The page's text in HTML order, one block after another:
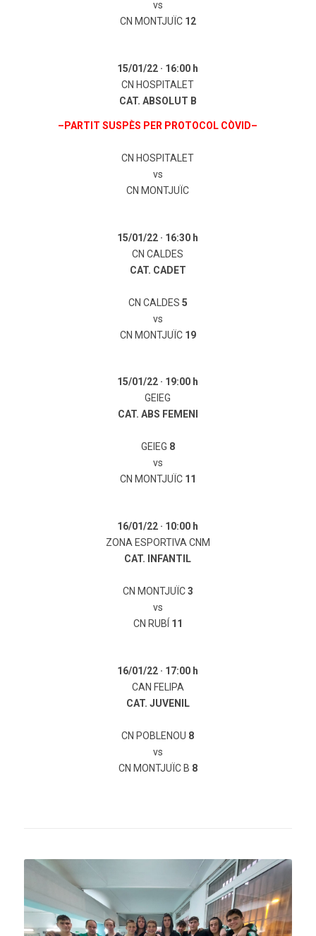
vs
CN MONTJUÏC 12
15/01/22 · 16:00 h
CN HOSPITALET
CAT. ABSOLUT B
–PARTIT SUSPÈS PER PROTOCOL CÒVID–
CN HOSPITALET
vs
CN MONTJUÏC
15/01/22 · 16:30 h
CN CALDES
CAT. CADET
CN CALDES 5
vs
CN MONTJUÏC19
15/01/22 · 19:00 h
GEIEG
CAT. ABS FEMENI
GEIEG 8
vs
CN MONTJUÏC11
16/01/22 · 10:00 h
ZONA ESPORTIVA CNM
CAT. INFANTIL
CN MONTJUÏC3
vs
CN RUBÍ 11
16/01/22 · 17:00 h
CAN FELIPA
CAT. JUVENIL
CN POBLENOU 8
vs
CN MONTJUÏC B 8